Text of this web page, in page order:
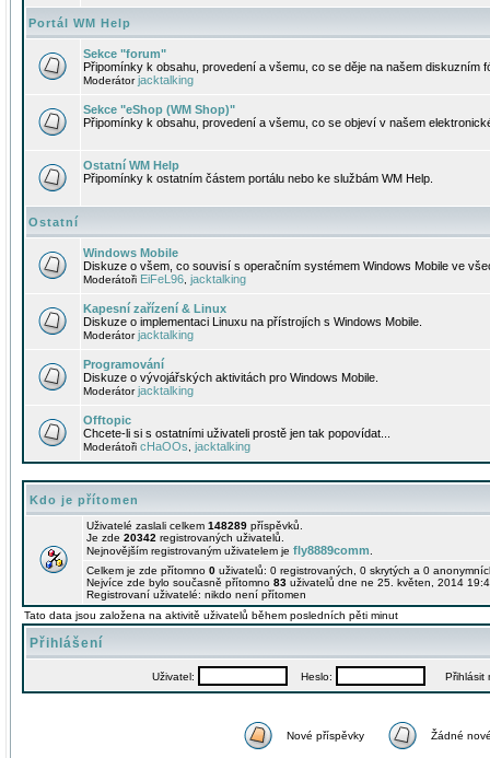
Portál WM Help
Sekce "forum"
Připomínky k obsahu, provedení a všemu, co se děje na našem diskuzním
Moderátorjacktalking
Sekce "eShop (WM Shop)"
Připomínky k obsahu, provedení a všemu, co se objeví v našem
Ostatní WM Help
Připomínky k ostatním částem portálu nebo ke službám WM Help.
Ostatní
Windows Mobile
Diskuze o všem, co souvisí s operačním systémem Windows Mobile ve
Moderátoři EiFeL96 jacktalking
Kapesní zařízení & Linux
Diskuze o implementaci Linuxu na přístrojích s Windows Mobile.
Moderátorjacktalking
Programování
Diskuze o vývojářských aktivitách pro Windows Mobile.
Moderátorjacktalking
Offtopic
Chcete-li si s ostatními uživateli prostě jen tak popovídat...
Moderátoři cHaOOs jacktalking
Kdo je přítomen
Uživatelé zaslali celkem 148289 příspěvků.
Je zde 20342 registrovaných uživatelů.
Nejnovějším registrovaným uživatelem je fly8889comm
Celkem je zde přítomno 0 uživatelů: 0 registrovaných, 0 skrytých a 0
Nejvíce zde bylo současně přítomno 83 uživatelů dne ne 25. květen, 2014
Registrovaní uživatelé: nikdo není přítomen
Tato data jsou založena na aktivitě uživatelů během posledních pěti minut
Přihlášení
Uživatel: Heslo: Přihlásit
Nové příspěvky Žádné